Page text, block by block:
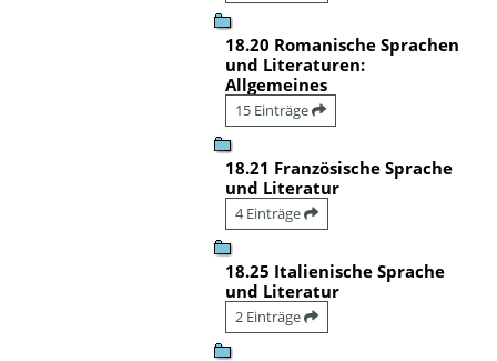
18.20 Romanische Sprachen
und Literaturen:
Allgemeines
15 Einträge
18.21 Französische Sprache
und Literatur
4 Einträge
18.25 Italienische Sprache
und Literatur
2 Einträge